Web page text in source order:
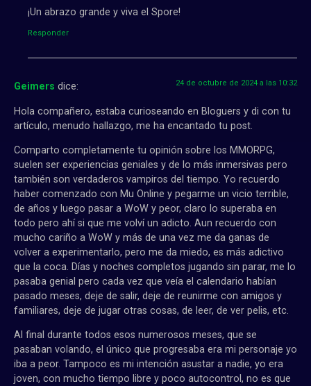
¡Un abrazo grande y viva el Spore!
Responder
Geimers dice: 24 de octubre de 2024 a las 10:32
Hola compañero, estaba curioseando en Bloguers y di con tu
artículo, menudo hallazgo, me ha encantado tu post.
Comparto completamente tu opinión sobre los MMORPG,
suelen ser experiencias geniales y de lo más inmersivas pero
también son verdaderos vampiros del tiempo. Yo recuerdo
haber comenzado con Mu Online y pegarme un vicio terrible,
de años y luego pasar a WoW y peor, claro lo superaba en
todo pero ahí si que me volví un adicto. Aun recuerdo con
mucho cariño a WoW y más de una vez me da ganas de
volver a experimentarlo, pero me da miedo, es más adictivo
que la coca. Días y noches completos jugando sin parar, me lo
pasaba genial pero cada vez que veía el calendario habían
pasado meses, deje de salir, deje de reunirme con amigos y
familiares, deje de jugar otras cosas, de leer, de ver pelis, etc.
Al final durante todos esos numerosos meses, que se
pasaban volando, el único que progresaba era mi personaje yo
iba a peor. Tampoco es mi intención asustar a nadie, yo era
joven, con mucho tiempo libre y poco autocontrol, no es que